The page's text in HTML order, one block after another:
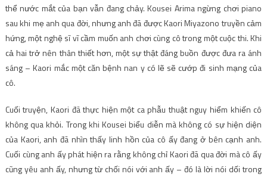
thể nước mắt của bạn vẫn đang chảy. Kousei Arima ngừng chơi piano
sau khi mẹ anh qua đời, nhưng anh đã được Kaori Miyazono truyền cảm
hứng, một nghệ sĩ vĩ cầm muốn anh chơi cùng cô trong một cuộc thi. Khi
cả hai trở nên thân thiết hơn, một sự thật đáng buồn được đưa ra ánh
sáng – Kaori mắc một căn bệnh nan y có lẽ sẽ cướp đi sinh mạng của
cô.
Cuối truyện, Kaori đã thực hiện một ca phẫu thuật nguy hiểm khiến cô
không qua khỏi. Trong khi Kousei biểu diễn mà không có sự hiện diện
của Kaori, anh đã nhìn thấy linh hồn của cô ấy đang ở bên cạnh anh.
Cuối cùng anh ấy phát hiện ra rằng không chỉ Kaori đã qua đời mà cô ấy
cũng yêu anh ấy, nhưng từ chối nói với anh ấy – đó là lời nói dối trong